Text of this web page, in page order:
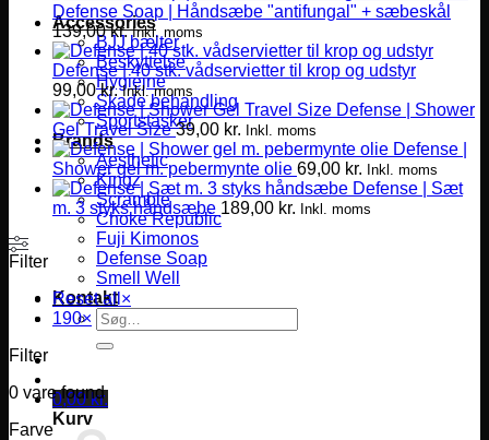
Accessories
BJJ bælter
Beskyttelse
Hygiejne
Skade behandling
Sportstasker
Brands
Aesthetic
Kingz
Scramble
Choke Republic
Fuji Kimonos
Defense Soap
Smell Well
Kontakt
Søg
efter:
0,00 kr.
Kurv
Defense Soap | Håndsæbe "antifungal" + sæbeskål
139,00kr. Inkl. moms
Defense | 40 stk. vådservietter til krop og udstyr
99,00kr. Inkl. moms
Defense | Shower
Gel Travel Size 39,00 kr. Inkl. moms
Defense |
Shower gel m. pebermynte olie 69,00 kr. Inkl. moms
Defense | Sæt
m. 3 styks håndsæbe 189,00 kr. Inkl. moms
Filter
Reset all ×
190×
Filter
0 vare found
Farve